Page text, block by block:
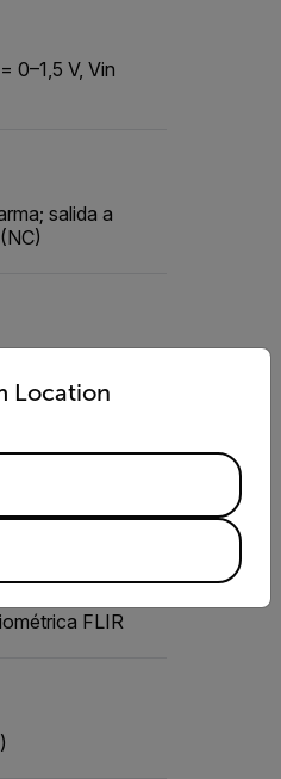
0–1,5 V, Vin
salida a
350 mA;
1x
(NC)
MJPEG
-
FLIR
Location
and language from the